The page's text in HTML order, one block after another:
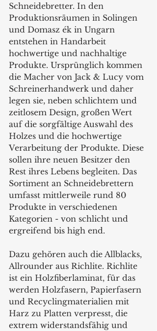
Schneidebretter. In den
Produktionsräumen in Solingen
und Domasz ék in Ungarn
entstehen in Handarbeit
hochwertige und nachhaltige
Produkte. Ursprünglich kommen
die Macher von Jack & Lucy vom
Schreinerhandwerk und daher
legen sie, neben schlichtem und
zeitlosem Design, großen Wert
auf die sorgfältige Auswahl des
Holzes und die hochwertige
Verarbeitung der Produkte. Diese
sollen ihre neuen Besitzer den
Rest ihres Lebens begleiten. Das
Sortiment an Schneidebrettern
umfasst mittlerweile rund 80
Produkte in verschiedenen
Kategorien - von schlicht und
ergreifend bis high end.
Dazu gehören auch die Allblacks,
Allrounder aus Richlite. Richlite
ist ein Holzfiberlaminat, für das
werden Holzfasern, Papierfasern
und Recyclingmaterialien mit
Harz zu Platten verpresst, die
extrem widerstandsfähig und